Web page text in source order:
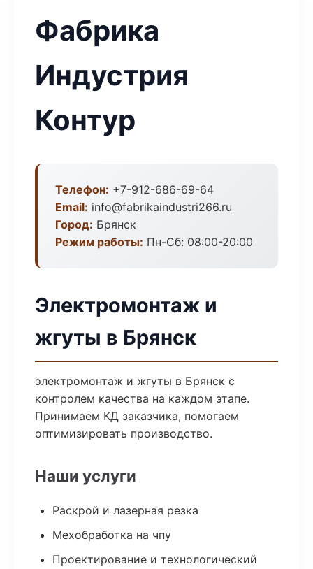
Фабрика
Индустрия
Контур
Телефон: +7-912-686-69-64
Email: info@fabrikaindustri266.ru
Город: Брянск
Режим работы: Пн-Сб: 08:00-20:00
Электромонтаж и
жгуты в Брянск
электромонтаж и жгуты в Брянск с
контролем качества на каждом этапе.
Принимаем КД заказчика, помогаем
оптимизировать производство.
Наши услуги
Раскрой и лазерная резка
Мехобработка на чпу
Проектирование и технологический